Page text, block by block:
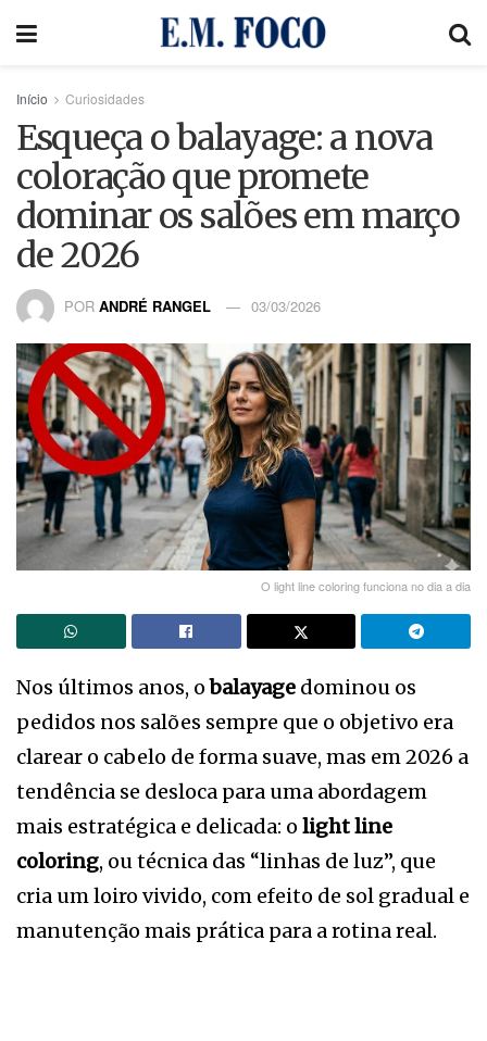
Início Curiosidades
Esqueça o balayage: a nova
coloração que promete
dominar os salões em março
de 2026
POR ANDRÉ RANGEL 03/03/2026
O light line coloring funciona no dia a dia
Nos últimos anos, obalayage dominou os
pedidos nos salões sempre que o objetivo era
clarear o cabelo de forma suave, mas em 2026 a
tendência se desloca para uma abordagem
mais estratégica e delicada: o light line
coloring, ou técnica das “linhas de luz”, que
cria um loiro vivido, com efeito de sol gradual e
manutenção mais prática para a rotina real.